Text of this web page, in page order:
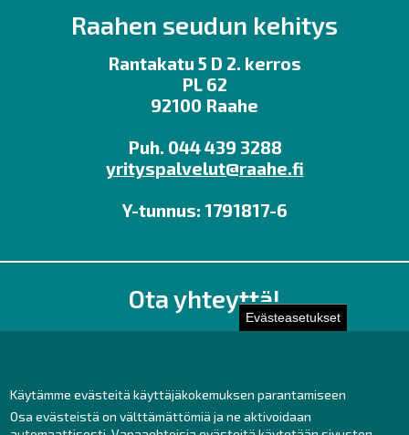
Evästeasetukset
Käytämme evästeitä käyttäjäkokemuksen parantamiseen
Osa evästeistä on välttämättömiä ja ne aktivoidaan
Raahen seudun kehitys
Rantakatu 5 D 2. kerros
PL 62
92100 Raahe
Puh. 044 439 3288
yrityspalvelut@raahe.fi
Y-tunnus: 1791817-6
Ota yhteyttä!
Toimisto
Facebook